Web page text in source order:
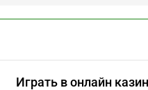
Играть в онлайн